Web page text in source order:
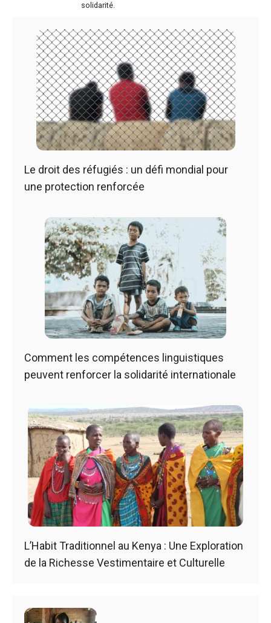
solidarité.
Le droit des réfugiés : un défi mondial pour
une protection renforcée
Comment les compétences linguistiques
peuvent renforcer la solidarité internationale
L’Habit Traditionnel au Kenya : Une Exploration
de la Richesse Vestimentaire et Culturelle